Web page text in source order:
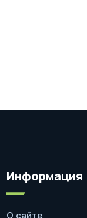
Информация
О сайте